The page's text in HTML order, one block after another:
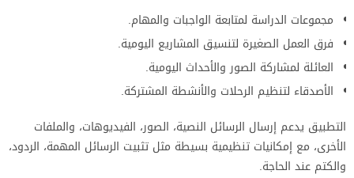
مجموعات الدراسة لمتابعة الواجبات والمهام.
فرق العمل الصغيرة لتنسيق المشاريع اليومية.
العائلة لمشاركة الصور والأحداث اليومية.
الأصدقاء لتنظيم الرحلات والأنشطة المشتركة.
التطبيق يدعم إرسال الرسائل النصية، الصور، الفيديوهات، والملفات
الأخرى، مع إمكانيات تنظيمية بسيطة مثل تثبيت الرسائل المهمة، الردود،
والكتم عند الحاجة.